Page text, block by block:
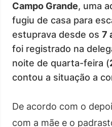
Campo Grande, uma
fugiu de casa para
estuprava desde os 7
foi registrado na
noite de quarta-feira (
contou a situação a
De acordo com o
com a mãe e o